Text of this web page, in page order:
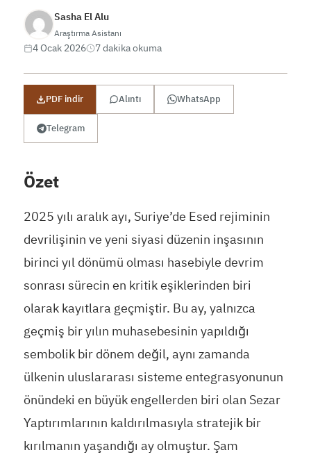
Sasha El Alu
Araştırma Asistanı
4 Ocak 2026 7 dakika okuma
PDF indir Alıntı WhatsApp
Telegram
Özet
2025 yılı aralık ayı, Suriye’de Esed rejiminin
devrilişinin ve yeni siyasi düzenin inşasının
birinci yıl dönümü olması hasebiyle devrim
sonrası sürecin en kritik eşiklerinden biri
olarak kayıtlara geçmiştir. Bu ay, yalnızca
geçmiş bir yılın muhasebesinin yapıldığı
sembolik bir dönem değil, aynı zamanda
ülkenin uluslararası sisteme entegrasyonunun
önündeki en büyük engellerden biri olan Sezar
Yaptırımlarının kaldırılmasıyla stratejik bir
kırılmanın yaşandığı ay olmuştur. Şam